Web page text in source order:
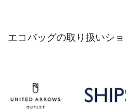
エコバッグの取り扱いシ